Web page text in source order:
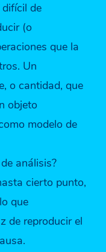
de
(o
que la
Un
o cantidad, que
objeto
modelo de
análisis?
cierto punto,
que
de reproducir el